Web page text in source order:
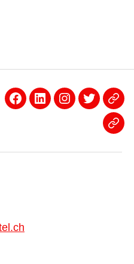
Facebook
LinkedinInstagram
Twitter